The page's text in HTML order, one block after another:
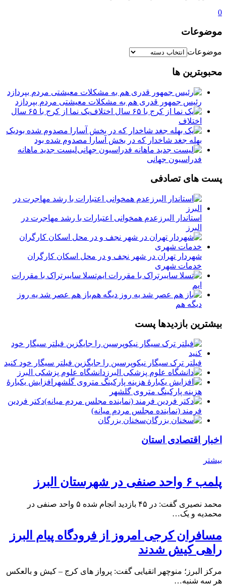
0
موضوعات
موضوعات
محبوبترین ها
رئیس جمهور قدری هم به مشکلات معیشتی مردم بپردازد
یک نما از کرج با ۶۵ سال
اختلاف
یک
بهله جغد شاخدار که در بخش آسارا مصدوم شده بود
لیست جدید ماهانه
فدراسیون جهانی
پست های تصادفی
استاندار البرزعدم همخوانی اعتبارات با رشد مهاجرت در
البرز
شهردار تهران در شهر نجف و در محل اسکان کارگران
خدمات شهری
تسلا سایبرتراک با مقررات
ایم
باز هم عصر شد یه روز
دیگه هم
بیشترین بازدیدها پست
فیلتر ترک سیگار نیکوپرسین را جایگزین فیلتر سیگار خود کنید
دانشگاه علوم پزشکی البرز
افزایش یکبارۀ
هزینه پارکینگ متروی گلشهر
دكتر فردين
فرمند (نماينده مجلس مردم میانه)
سخنان بزرگان
اخبار اقتصادی استان
بیشتر
پلمب ۶ واحد صنفی در شهرستان البرز
محمد نصیری گفت: در ۴۵ بازدید انجام شده ۵ واحد صنفی در
محمدیه و یک…
مسافران کرجی امروز از فرودگاه پیام البرز
راهی کیش شدند
مرکز البرز؛ منوچهر اتقیایی گفت: پرواز های کرج – کیش و بالعکس
هر سه شنبه…